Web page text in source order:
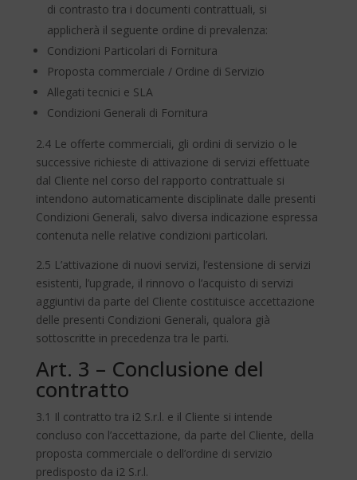
di contrasto tra i documenti contrattuali, si
applicherà il seguente ordine di prevalenza:
Condizioni Particolari di Fornitura
Proposta commerciale / Ordine di Servizio
Allegati tecnici e SLA
Condizioni Generali di Fornitura
2.4 Le offerte commerciali, gli ordini di servizio o le
successive richieste di attivazione di servizi effettuate
dal Cliente nel corso del rapporto contrattuale si
intendono automaticamente disciplinate dalle presenti
Condizioni Generali, salvo diversa indicazione espressa
contenuta nelle relative condizioni particolari.
2.5 L’attivazione di nuovi servizi, l’estensione di servizi
esistenti, l’upgrade, il rinnovo o l’acquisto di servizi
aggiuntivi da parte del Cliente costituisce accettazione
delle presenti Condizioni Generali, qualora già
sottoscritte in precedenza tra le parti.
Art. 3 – Conclusione del
contratto
3.1 Il contratto tra i2 S.r.l. e il Cliente si intende
concluso con l’accettazione, da parte del Cliente, della
proposta commerciale o dell’ordine di servizio
predisposto da i2 S.r.l.